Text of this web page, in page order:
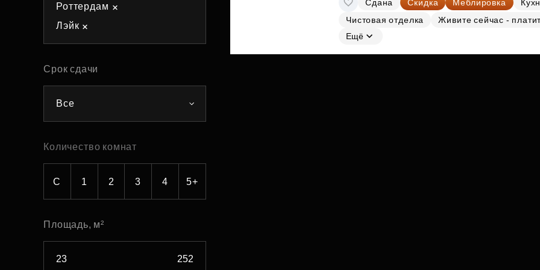
Субсидии
Роттердам
Лэйк
Срок сдачи
Все
Количество комнат
С 1 2 3 4 5+
Площадь, м²
Сдана Скидка Меблировка
Чистовая отделка
Живите сейчас -
Ещё